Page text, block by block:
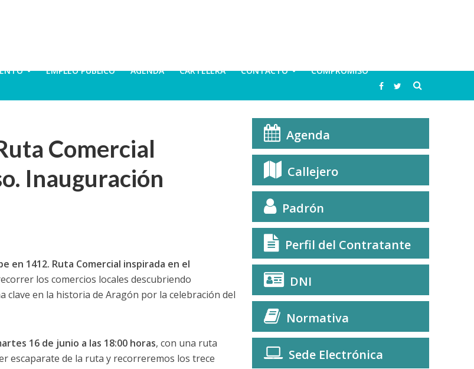
EMPLEO PÚBLICO AGENDA CARTELERA CONTACTO COMPROMISO
Comercial
Inauguración
en 1412. Ruta Comercial inspirada en el
los comercios locales descubriendo
clave en la historia de Aragón por la celebración del
16 de junio a las 18:00 horas, con una ruta
escaparate de la ruta y recorreremos los trece
Agenda
Callejero
Padrón
Perfil del Contratante
DNI
Normativa
Sede Electrónica